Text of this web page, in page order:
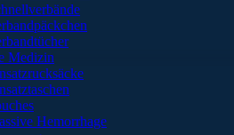
Medizin
Hemorrhage